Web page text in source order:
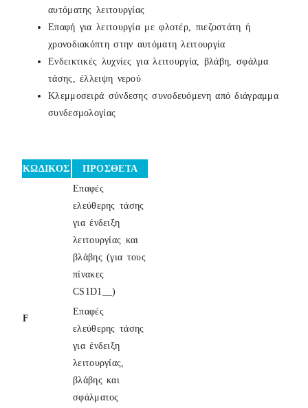
αυτόματης λειτουργίας
Επαφή για λειτουργία με φλοτέρ, πιεζοστάτη ή
χρονοδιακόπτη στην αυτόματη λειτουργία
Ενδεικτικές λυχνίες για λειτουργία, βλάβη, σφάλμα
τάσης, έλλειψη νερού
Κλεμμοσειρά σύνδεσης συνοδευόμενη από διάγραμμα
συνδεσμολογίας
ΚΩΔΙΚΟΣ ΠΡΟΣΘΕΤΑ
F
Επαφές
ελεύθερης τάσης
για ένδειξη
λειτουργίας και
βλάβης (για τους
πίνακες
CS1D1__)
Επαφές
ελεύθερης τάσης
για ένδειξη
λειτουργίας,
βλάβης και
σφάλματος